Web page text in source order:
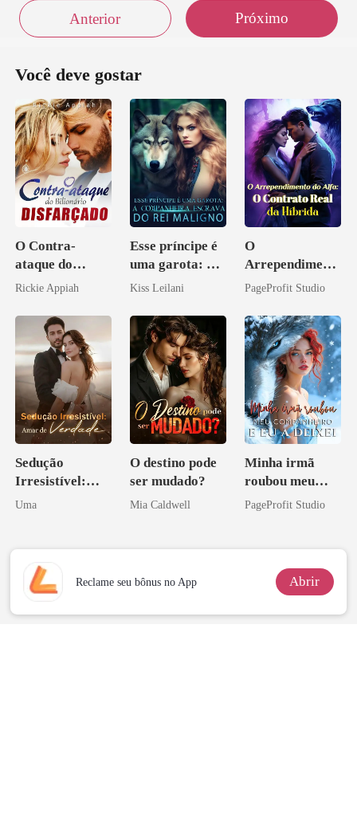
Anterior Próximo
Você deve gostar
O Contra-
ataque do
Bilionário
Rickie Appiah
Esse príncipe é
uma garota: A
companheira
maligno
Kiss Leilani
O
Arrependiment
o do Alfa: O
da Híbrida
PageProfit Studio
Sedução
Irresistível:
Amar de
Uma
O destino pode
ser mudado?
Mia Caldwell
Minha irmã
roubou meu
companheiro e
PageProfit Studio
Reclame seu bônus no App Abrir